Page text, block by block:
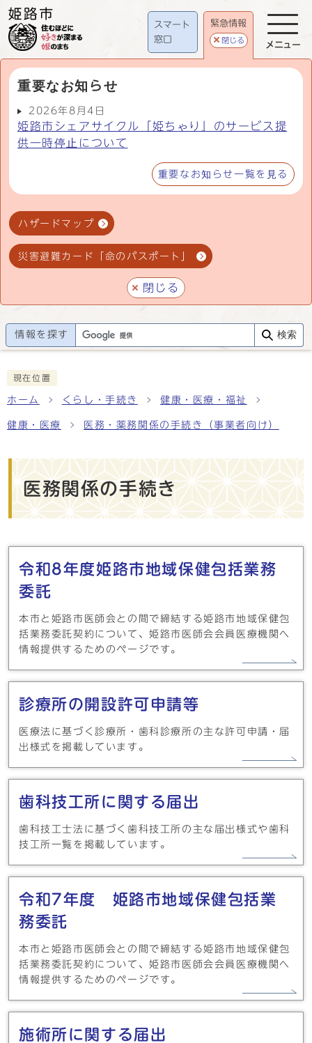
スマート
窓口
緊急情報
閉じる
重要なお知らせ
2026年8月4日
姫路市シェアサイクル「姫ちゃり」のサービス提
供一時停止について
重要なお知らせ一覧を見る
ハザードマップ
災害避難カード「命のパスポート」
閉じる
メニュー
情報を探す 検索
現在位置
ホーム くらし・手続き 健康・医療・福祉
健康・医療 医務・薬務関係の手続き（事業者向け）
医務関係の手続き
メインメニュー
令和8年度姫路市地域保健包括業務
委託
本市と姫路市医師会との間で締結する姫路市地域保健包
括業務委託契約について、姫路市医師会会員医療機関へ
情報提供するためのページです。
診療所の開設許可申請等
医療法に基づく診療所・歯科診療所の主な許可申請・届
出様式を掲載しています。
歯科技工所に関する届出
歯科技工士法に基づく歯科技工所の主な届出様式や歯科
技工所一覧を掲載しています。
令和7年度 姫路市地域保健包括業
務委託
本市と姫路市医師会との間で締結する姫路市地域保健包
括業務委託契約について、姫路市医師会会員医療機関へ
情報提供するためのページです。
施術所に関する届出